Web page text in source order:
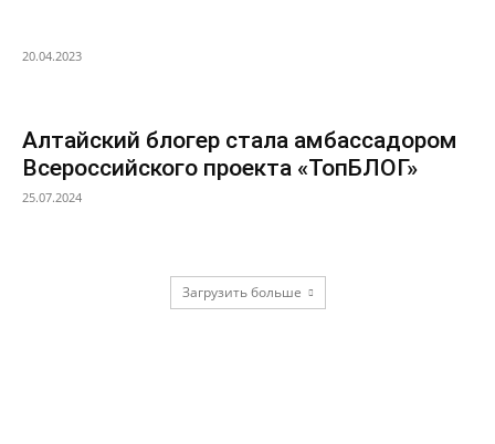
20.04.2023
Алтайский блогер стала амбассадором
Всероссийского проекта «ТопБЛОГ»
25.07.2024
Загрузить больше